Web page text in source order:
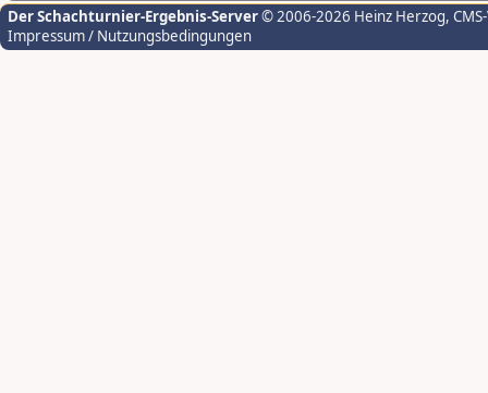
Der Schachturnier-Ergebnis-Server© 2006-2026 Heinz Herzog,
Impressum / Nutzungsbedingungen